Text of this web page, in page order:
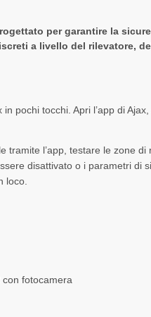
per garantire la
a livello del rilevatore,
pochi tocchi. Apri l’app di
tramite l’app, testare le zone di
disattivato o i parametri di
loco.
fotocamera